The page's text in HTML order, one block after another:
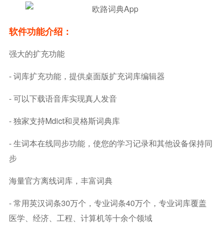
软件功能介绍：
强大的扩充功能
- 词库扩充功能，提供桌面版扩充词库编辑器
- 可以下载语音库实现真人发音
- 独家支持Mdict和灵格斯词典库
- 生词本在线同步功能，使您的学习记录和其他设备保持同
步
海量官方离线词库，丰富词典
- 常用英汉词条30万个，专业词条40万个，专业词库覆盖
医学、经济、工程、计算机等十余个领域